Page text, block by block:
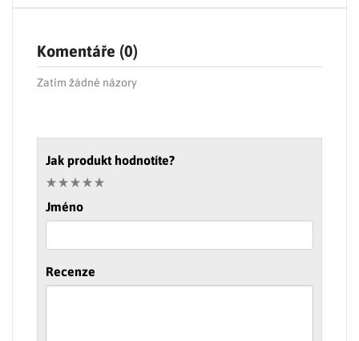
Komentáře (0)
Zatím žádné názory
Jak produkt hodnotíte?
Jméno
Recenze